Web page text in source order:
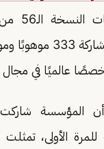
الأولى، تمثلت